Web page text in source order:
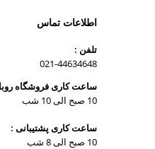
اطلاعات تماس
تلفن :
021-44634648
ساعت کاری فروشگاه
10 صبح الی 10 شب
ساعت کاری پشتیبانی :
10 صبح الی 8 شب